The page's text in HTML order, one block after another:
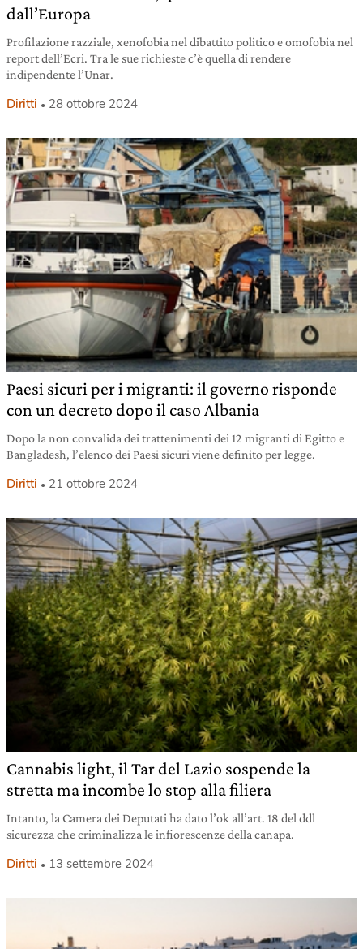
dall’Europa
Profilazione razziale, xenofobia nel dibattito politico e omofobia nel
report dell’Ecri. Tra le sue richieste c’è quella di rendere
indipendente l’Unar.
Diritti 28 ottobre 2024
Paesi sicuri per i migranti: il governo risponde
con un decreto dopo il caso Albania
Dopo la non convalida dei trattenimenti dei 12 migranti di Egitto e
Bangladesh, l’elenco dei Paesi sicuri viene definito per legge.
Diritti 21 ottobre 2024
Cannabis light, il Tar del Lazio sospende la
stretta ma incombe lo stop alla filiera
Intanto, la Camera dei Deputati ha dato l’ok all’art. 18 del ddl
sicurezza che criminalizza le infiorescenze della canapa.
Diritti 13 settembre 2024